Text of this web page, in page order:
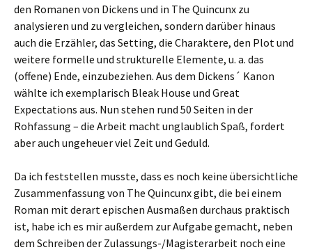
den Romanen von Dickens und in The Quincunx zu
analysieren und zu vergleichen, sondern darüber hinaus
auch die Erzähler, das Setting, die Charaktere, den Plot und
weitere formelle und strukturelle Elemente, u. a. das
(offene) Ende, einzubeziehen. Aus dem Dickens´ Kanon
wählte ich exemplarisch Bleak House und Great
Expectations aus. Nun stehen rund 50 Seiten in der
Rohfassung – die Arbeit macht unglaublich Spaß, fordert
aber auch ungeheuer viel Zeit und Geduld.
Da ich feststellen musste, dass es noch keine übersichtliche
Zusammenfassung von The Quincunx gibt, die bei einem
Roman mit derart epischen Ausmaßen durchaus praktisch
ist, habe ich es mir außerdem zur Aufgabe gemacht, neben
dem Schreiben der Zulassungs-/Magisterarbeit noch eine